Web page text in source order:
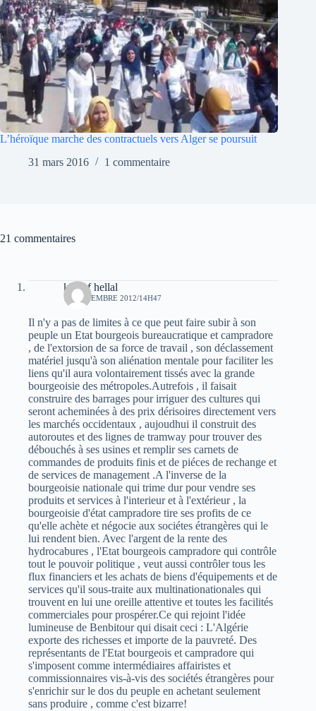
L’héroïque marche des contractuels vers Alger se poursuit
31 mars 2016
1 commentaire
21 commentaires
khelaf hellal
12 NOVEMBRE 2012/14H47
Il n'y a pas de limites à ce que peut faire subir à son
peuple un Etat bourgeois bureaucratique et campradore
, de l'extorsion de sa force de travail , son déclassement
matériel jusqu'à son aliénation mentale pour faciliter les
liens qu'il aura volontairement tissés avec la grande
bourgeoisie des métropoles.Autrefois , il faisait
construire des barrages pour irriguer des cultures qui
seront acheminées à des prix dérisoires directement vers
les marchés occidentaux , aujoudhui il construit des
autoroutes et des lignes de tramway pour trouver des
débouchés à ses usines et remplir ses carnets de
commandes de produits finis et de piéces de rechange et
de services de management .A l'inverse de la
bourgeoisie nationale qui trime dur pour vendre ses
produits et services à l'interieur et à l'extérieur , la
bourgeoisie d'état campradore tire ses profits de ce
qu'elle achète et négocie aux sociétes étrangères qui le
lui rendent bien. Avec l'argent de la rente des
hydrocabures , l'Etat bourgeois campradore qui contrôle
tout le pouvoir politique , veut aussi contrôler tous les
flux financiers et les achats de biens d'équipements et de
services qu'il sous-traite aux multinationationales qui
trouvent en lui une oreille attentive et toutes les facilités
commerciales pour prospérer.Ce qui rejoint l'idée
lumineuse de Benbitour qui disait ceci : L'Algérie
exporte des richesses et importe de la pauvreté. Des
représentants de l'Etat bourgeois et campradore qui
s'imposent comme intermédiaires affairistes et
commissionnaires vis-à-vis des sociétés étrangères pour
s'enrichir sur le dos du peuple en achetant seulement
sans produire , comme c'est bizarre!